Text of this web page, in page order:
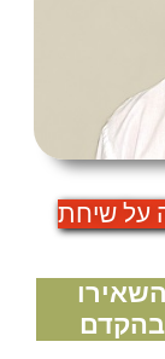
- 10% הנחה על שיחת
בהקדם